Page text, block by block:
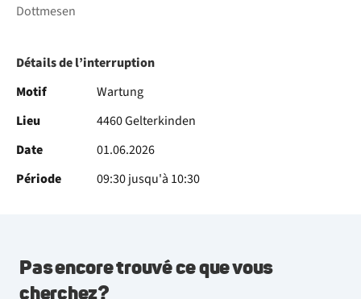
Dottmesen
Détails de l’interruption
Motif
Wartung
Lieu
4460 Gelterkinden
Date
01.06.2026
Période
09:30 jusqu'à 10:30
Pas encore trouvé ce que vous
cherchez?